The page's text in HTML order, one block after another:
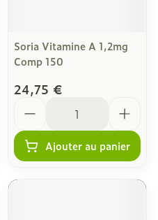
Soria Vitamine A 1,2mg
Comp 150
24,75 €
Ajouter au panier